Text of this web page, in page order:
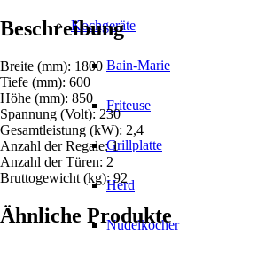
Kochgeräte
Bain-Marie
Friteuse
Grillplatte
Herd
Nudelkocher
Beschreibung
Breite (mm): 1800
Tiefe (mm): 600
Höhe (mm): 850
Spannung (Volt): 230
Gesamtleistung (kW): 2,4
Anzahl der Regale: 1
Anzahl der Türen: 2
Bruttogewicht (kg): 92
Ähnliche Produkte